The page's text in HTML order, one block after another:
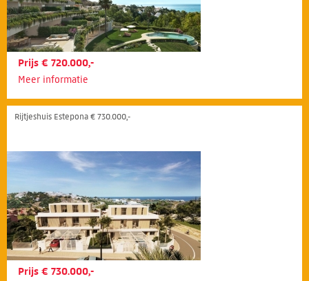
Prijs € 720.000,-
Meer informatie
Rijtjeshuis Estepona € 730.000,-
Prijs € 730.000,-